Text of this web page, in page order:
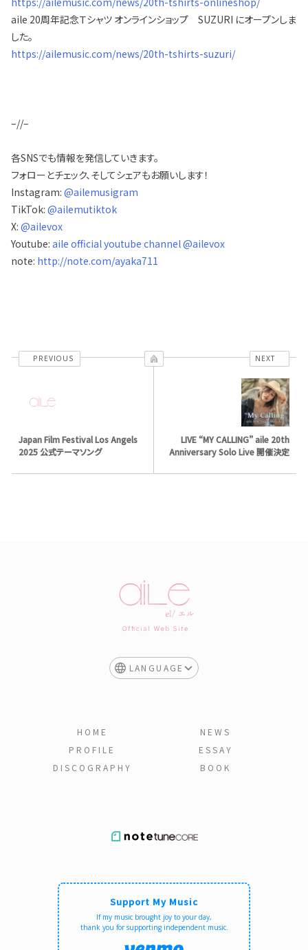
aile 20周年記念Ｔシャツ オンラインショップ SUZURI にオープンしま
した。
https://ailemusic.com/news/20th-tshirts-suzuri/
–//–
各SNSでも情報を発信していきます。
フォローとチェック、そしてシェアもお願いします！
Instagram: @ailemusigram
TikTok: @ailemutiktok
X: @ailevox
Youtube: aile official youtube channel @ailevox
note: http://note.com/ayaka711
PREVIOUS
Japan Film Festival Los Angels
2025 公式テーマソング
NEXT
LIVE “MY CALLING” aile 20th
Anniversary Solo Live 開催決定
LANGUAGE
HOME
NEWS
PROFILE
ESSAY
DISCOGRAPHY
BOOK
Support My Music
If my music brought joy to your day,
thank you for supporting independent music.